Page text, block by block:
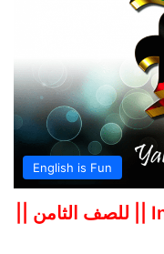
English is Fun
تقرير انجليزي عن|| Inventions || للصف الثامن ||